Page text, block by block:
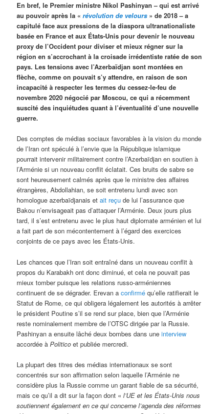
En bref, le Premier ministre Nikol Pashinyan – qui est arrivé
au pouvoir après la «révolution de velours » de 2018 – a
capitulé face aux pressions de la diaspora ultranationaliste
basée en France et aux États-Unis pour devenir le nouveau
proxy de l’Occident pour diviser et mieux régner sur la
région en s’accrochant à la croisade irrédentiste ratée de son
pays. Les tensions avec l’Azerbaïdjan sont montées en
flèche, comme on pouvait s’y attendre, en raison de son
incapacité à respecter les termes du cessez-le-feu de
novembre 2020 négocié par Moscou, ce qui a récemment
suscité des inquiétudes quant à l’éventualité d’une nouvelle
guerre.
Des comptes de médias sociaux favorables à la vision du monde
de l’Iran ont spéculé à l’envie que la République islamique
pourrait intervenir militairement contre l’Azerbaïdjan en soutien à
l’Arménie si un nouveau conflit éclatait. Ces bruits de sabre se
sont heureusement calmés après que le ministre des affaires
étrangères, Abdollahian, se soit entretenu lundi avec son
homologue azerbaïdjanais etait reçu de lui l’assurance que
Bakou n’envisageait pas d’attaquer l’Arménie. Deux jours plus
tard, il s’est entretenu avec le plus haut diplomate arménien et lui
a fait part de son mécontentement à l’égard des exercices
conjoints de ce pays avec les États-Unis.
Les chances que l’Iran soit entraîné dans un nouveau conflit à
propos du Karabakh ont donc diminué, et cela ne pouvait pas
mieux tomber puisque les relations russo-arméniennes
continuent de se dégrader. Erevan aconfirmé qu’elle ratifierait le
Statut de Rome, ce qui obligera légalement les autorités à arrêter
le président Poutine s’il se rend sur place, bien que l’Arménie
reste nominalement membre de l’OTSC dirigée par la Russie.
Pashinyan a ensuite lâché deux bombes dans uneinterview
accordée àPolitico et publiée mercredi.
La plupart des titres des médias internationaux se sont
concentrés sur son affirmation selon laquelle l’Arménie ne
considère plus la Russie comme un garant fiable de sa sécurité,
mais ce qu’il a dit sur la façon dont «l’UE et les États-Unis nous
soutiennent également en ce qui concerne l’agenda des réformes